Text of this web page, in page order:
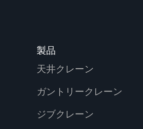
製品
天井クレーン
ガントリークレーン
ジブクレーン